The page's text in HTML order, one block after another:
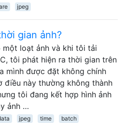
jpeg
gian ảnh?
một loạt ảnh và khi tôi tải
tôi phát hiện ra thời gian trên
mình được đặt không chính
điều này thường không thành
tôi đang kết hợp hình ảnh
ảnh …
jpeg time batch